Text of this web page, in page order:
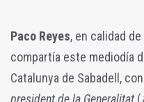
Paco Reyes, en calidad
compartía este mediodía
Catalunya de Sabadell, con
president de la Generalitat